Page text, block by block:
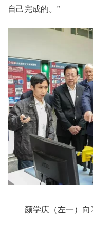
自己完成的。”
颜学庆（左一）